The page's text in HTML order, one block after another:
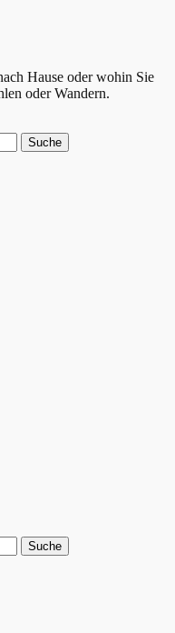
Hause oder wohin Sie
oder Wandern.